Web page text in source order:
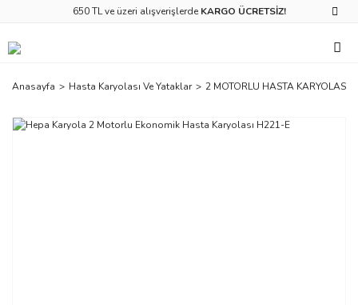
650 TL ve üzeri alışverişlerde KARGO ÜCRETSİZ!
Anasayfa Hasta Karyolası Ve Yataklar 2 MOTORLU HASTA KARYOLASI